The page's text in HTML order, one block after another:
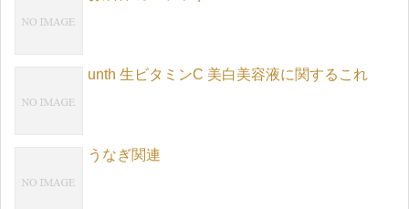
unth 生ビタミンC 美白美容液に関するこれ
うなぎ関連